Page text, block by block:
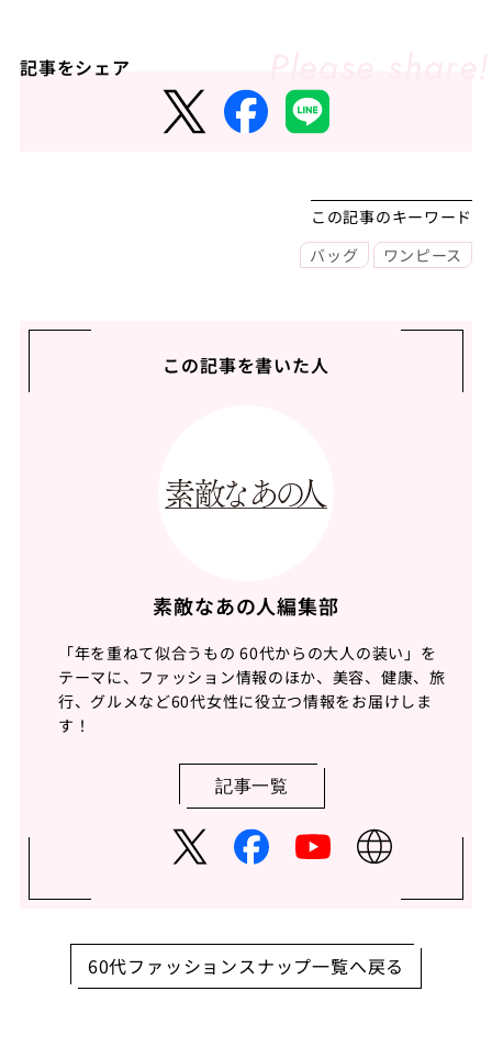
記事をシェア
この記事のキーワード
バッグ
ワンピース
この記事を書いた人
素敵なあの人編集部
「年を重ねて似合うもの 60代からの大人の装い」を
テーマに、ファッション情報のほか、美容、健康、旅
行、グルメなど60代女性に役立つ情報をお届けしま
す！
記事一覧
60代ファッションスナップ一覧へ戻る